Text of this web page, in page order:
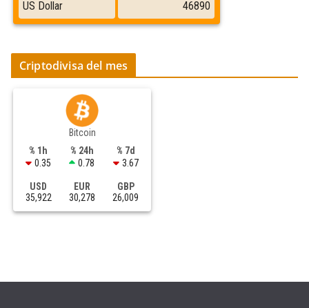
Criptodivisa del mes
Bitcoin
% 1h
0.35
% 24h
0.78
% 7d
3.67
USD
35,922
EUR
30,278
GBP
26,009